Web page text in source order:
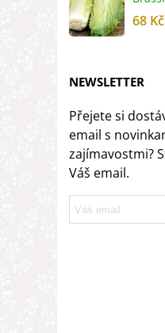
68 Kč
NEWSLETTER
Přejete si
email s
zajímavostmi?
Váš email.